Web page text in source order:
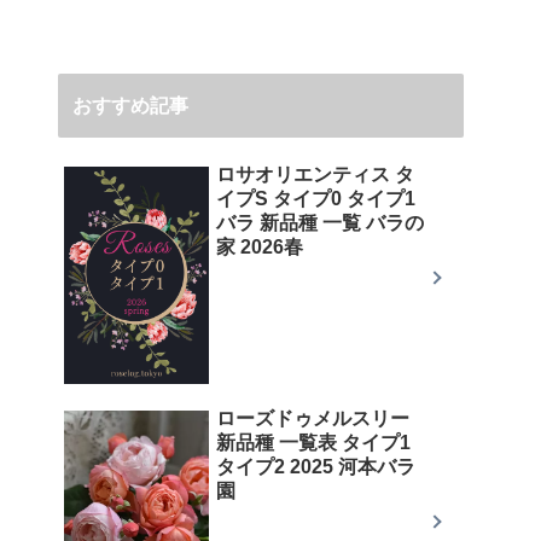
おすすめ記事
ロサオリエンティス タ
イプS タイプ0 タイプ1
バラ 新品種 一覧 バラの
家 2026春
ローズドゥメルスリー
新品種 一覧表 タイプ1
タイプ2 2025 河本バラ
園